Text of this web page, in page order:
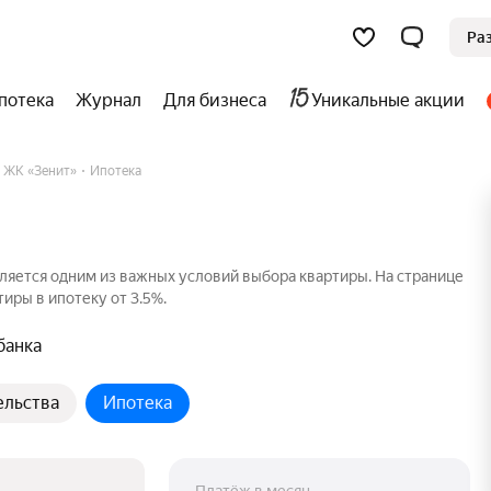
Журнал Для бизнеса Уникальные акции
ЖК «Зенит» Ипотека
одним из важных условий выбора квартиры. На странице
в ипотеку от 3.5%.
Ипотека